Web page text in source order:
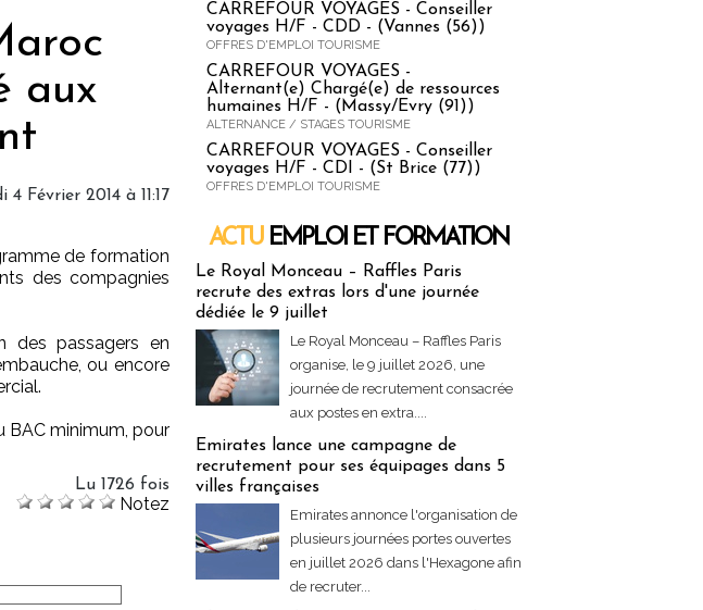
aux
4 Février 2014 à 11:17
de formation
des compagnies
des passagers en
ou encore
BAC minimum, pour
Lu 1726 fois
Notez
CARREFOUR VOYAGES - Conseiller
voyages H/F - CDD - (Vannes (56))
OFFRES D'EMPLOI TOURISME
CARREFOUR VOYAGES -
Alternant(e) Chargé(e) de ressources
humaines H/F - (Massy/Evry (91))
ALTERNANCE / STAGES TOURISME
CARREFOUR VOYAGES - Conseiller
voyages H/F - CDI - (St Brice (77))
OFFRES D'EMPLOI TOURISME
ACTU EMPLOI ET FORMATION
Le Royal Monceau – Raffles Paris
recrute des extras lors d'une journée
dédiée le 9 juillet
Le Royal Monceau – Raffles Paris
organise, le 9 juillet 2026, une
journée de recrutement consacrée
aux postes en extra....
Emirates lance une campagne de
recrutement pour ses équipages dans 5
villes françaises
Emirates annonce l'organisation de
plusieurs journées portes ouvertes
en juillet 2026 dans l'Hexagone afin
de recruter...